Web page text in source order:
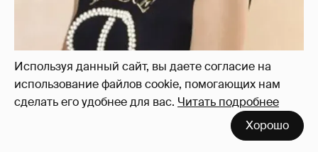
Используя данный сайт, вы даете согласие на
использование файлов cookie, помогающих нам
сделать его удобнее для вас. Читать подробнее
Хорошо